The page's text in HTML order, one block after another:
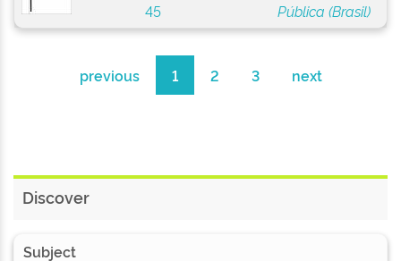
45
Pública (Brasil)
previous 1 2 3 next
Discover
Subject